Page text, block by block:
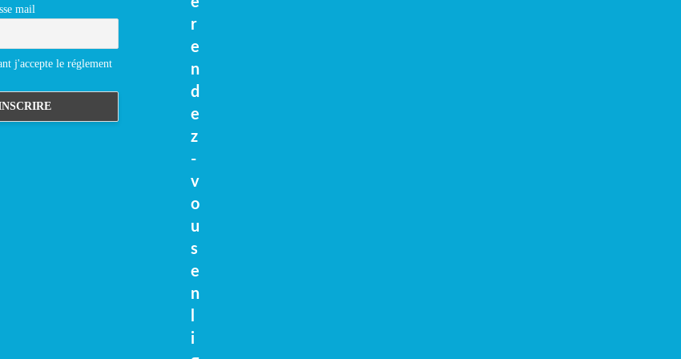
mail
j'accepte le réglement
r
e
n
d
e
z
-
v
o
u
s
e
n
i